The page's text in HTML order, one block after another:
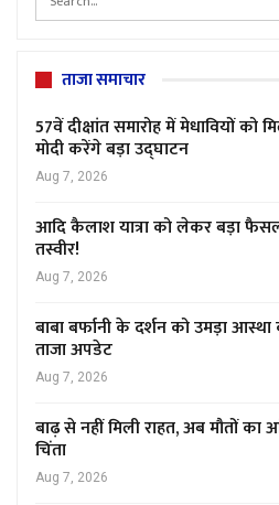
ताजा समाचार
57वें दीक्षांत समारोह में मेधावियों को
मोदी करेंगे बड़ा उद्घाटन
Aug 7, 2026
आदि कैलाश यात्रा को लेकर बड़ा
तस्वीर!
Aug 7, 2026
बाबा बर्फानी के दर्शन को उमड़ा आस्था
ताजा अपडेट
Aug 7, 2026
बाढ़ से नहीं मिली राहत, अब मौतों
चिंता
Aug 7, 2026